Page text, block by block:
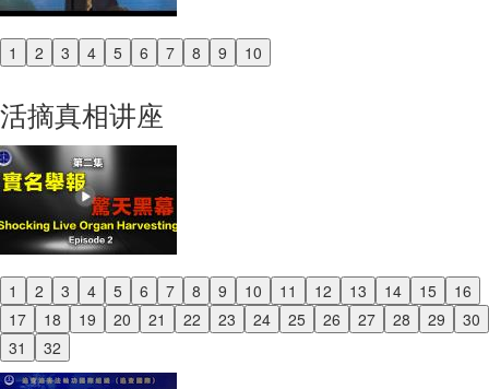
1 2 3 4 5 6 7 8 9 10
Previous
活摘真相讲座
1 2 3 4 5 6 7 8 9 10 11 12 13 14 15
16
17
18 19 20 21 22 23 24 25 26 27 28 29
30
31
32
Previous
Next